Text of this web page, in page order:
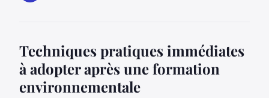
Techniques pratiques immédiates
à adopter après une formation
environnementale